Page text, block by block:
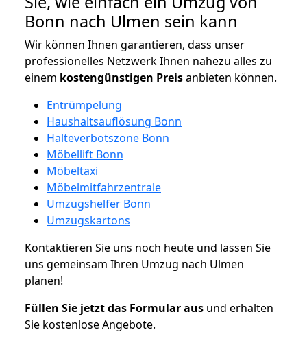
Bonn nach Ulmen sein kann
Wir können Ihnen garantieren, dass unser
professionelles Netzwerk Ihnen nahezu alles zu
einem kostengünstigen Preisanbieten können.
Entrümpelung
Haushaltsauflösung Bonn
Halteverbotszone Bonn
Möbellift Bonn
Möbeltaxi
Möbelmitfahrzentrale
Umzugshelfer Bonn
Umzugskartons
Kontaktieren Sie uns noch heute und lassen Sie
uns gemeinsam Ihren Umzug nach Ulmen
planen!
Füllen Sie jetzt das Formular aus und erhalten
Sie kostenlose Angebote.